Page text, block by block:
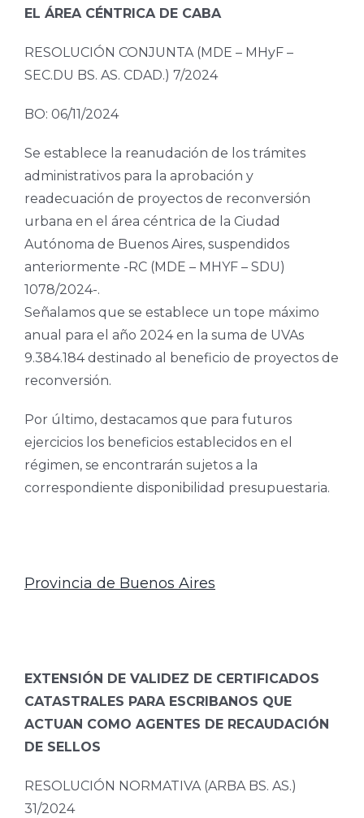
EL ÁREA CÉNTRICA DE CABA
RESOLUCIÓN CONJUNTA (MDE – MHyF –
SEC.DU BS. AS. CDAD.) 7/2024
BO: 06/11/2024
Se establece la reanudación de los trámites
administrativos para la aprobación y
readecuación de proyectos de reconversión
urbana en el área céntrica de la Ciudad
Autónoma de Buenos Aires, suspendidos
anteriormente -RC (MDE – MHYF – SDU)
1078/2024-.
Señalamos que se establece un tope máximo
anual para el año 2024 en la suma de UVAs
9.384.184 destinado al beneficio de proyectos de
reconversión.
Por último, destacamos que para futuros
ejercicios los beneficios establecidos en el
régimen, se encontrarán sujetos a la
correspondiente disponibilidad presupuestaria.
Provincia de Buenos Aires
EXTENSIÓN DE VALIDEZ DE CERTIFICADOS
CATASTRALES PARA ESCRIBANOS QUE
ACTUAN COMO AGENTES DE RECAUDACIÓN
DE SELLOS
RESOLUCIÓN NORMATIVA (ARBA BS. AS.)
31/2024